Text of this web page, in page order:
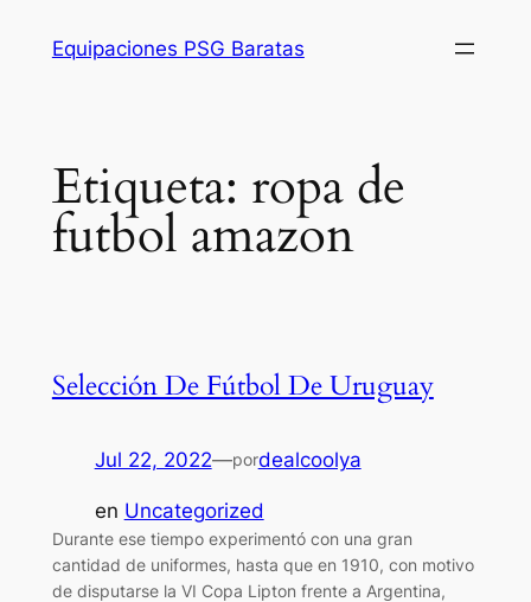
Equipaciones PSG Baratas
Etiqueta: ropa de
futbol amazon
Selección De Fútbol De Uruguay
Jul 22, 2022—pordealcoolya
en Uncategorized
Durante ese tiempo experimentó con una gran
cantidad de uniformes, hasta que en 1910, con motivo
de disputarse la VI Copa Lipton frente a Argentina,